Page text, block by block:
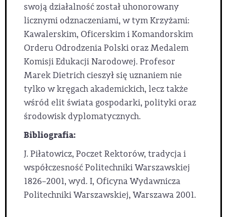
swoją działalność został uhonorowany
licznymi odznaczeniami, w tym Krzyżami:
Kawalerskim, Oficerskim i Komandorskim
Orderu Odrodzenia Polski oraz Medalem
Komisji Edukacji Narodowej. Profesor
Marek Dietrich cieszył się uznaniem nie
tylko w kręgach akademickich, lecz także
wśród elit świata gospodarki, polityki oraz
środowisk dyplomatycznych.
Bibliografia:
J. Piłatowicz, Poczet Rektorów, tradycja i
współczesność Politechniki Warszawskiej
1826–2001, wyd. I, Oficyna Wydawnicza
Politechniki Warszawskiej, Warszawa 2001.